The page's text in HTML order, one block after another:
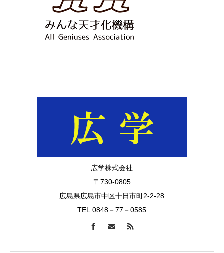
広学株式会社
〒730-0805
広島県広島市中区十日市町2-2-28
TEL:0848－77－0585